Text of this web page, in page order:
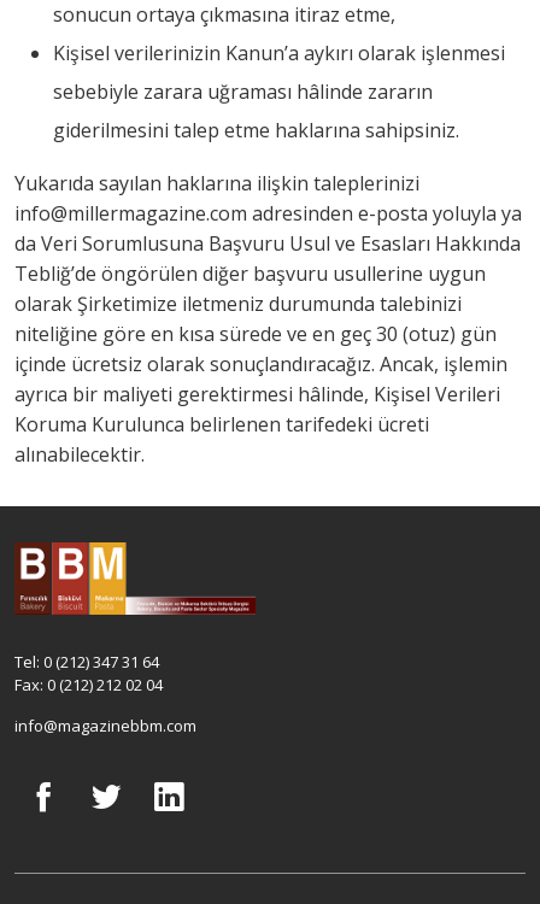
sonucun ortaya çıkmasına itiraz etme,
Kişisel verilerinizin Kanun’a aykırı olarak işlenmesi
sebebiyle zarara uğraması hâlinde zararın
giderilmesini talep etme haklarına sahipsiniz.
Yukarıda sayılan haklarına ilişkin taleplerinizi
info@millermagazine.com adresinden e-posta yoluyla ya
da Veri Sorumlusuna Başvuru Usul ve Esasları Hakkında
Tebliğ’de öngörülen diğer başvuru usullerine uygun
olarak Şirketimize iletmeniz durumunda talebinizi
niteliğine göre en kısa sürede ve en geç 30 (otuz) gün
içinde ücretsiz olarak sonuçlandıracağız. Ancak, işlemin
ayrıca bir maliyeti gerektirmesi hâlinde, Kişisel Verileri
Koruma Kurulunca belirlenen tarifedeki ücreti
alınabilecektir.
Tel: 0 (212) 347 31 64
Fax: 0 (212) 212 02 04
info@magazinebbm.com